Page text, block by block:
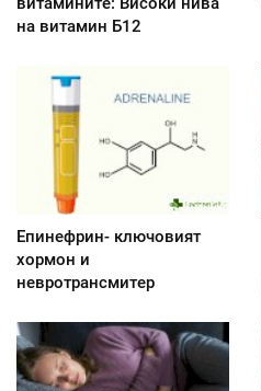
на витамин Б12
Епинефрин- ключовият
хормон и
невротрансмитер